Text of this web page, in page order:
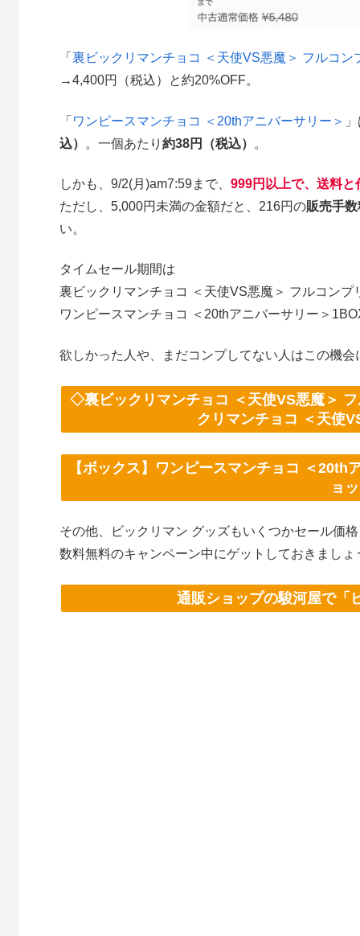
「 裏ビックリマンチョコ ＜天使VS悪魔＞ フルコン
→4,400円（税込）と約20%OFF。
「 ワンピースマンチョコ ＜20thアニバーサリー＞
込）
。一個あたり 約38円（税込） 。
しかも、9/2(月)am7:59まで、 999円以上で、送料
ただし、5,000円未満の金額だと、216円の販売手数
い。
タイムセール期間は
裏ビックリマンチョコ ＜天使VS悪魔＞ フルコンプ
ワンピースマンチョコ ＜20thアニバーサリー＞
欲しかった人や、まだコンプしてない人はこの機会
◇裏ビックリマンチョコ ＜天使VS悪魔＞
クリマンチョコ ＜天使
【ボックス】ワンピースマンチョコ ＜
ョ
その他、ビックリマン グッズもいくつかセール価
数料無料のキャンペーン中にゲットしておきましょ
通販ショップの駿河屋で「